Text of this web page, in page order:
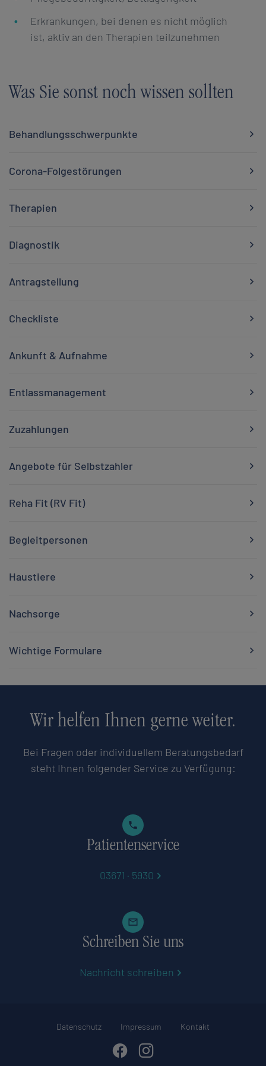
Erkrankungen, bei denen es nicht möglich
ist, aktiv an den Therapien teilzunehmen
Was Sie sonst noch wissen sollten
Behandlungsschwerpunkte
Corona-Folgestörungen
Therapien
Diagnostik
Antragstellung
Checkliste
Ankunft & Aufnahme
Entlassmanagement
Zuzahlungen
Angebote für Selbstzahler
Reha Fit (RV Fit)
Begleitpersonen
Haustiere
Nachsorge
Wichtige Formulare
Wir helfen Ihnen gerne weiter.
Bei Fragen oder individuellem Beratungsbedarf
steht Ihnen folgender Service zu Verfügung:
Patientenservice
03671 · 5930
Schreiben Sie uns
Nachricht schreiben
FacebookInstagram
Datenschutz Impressum Kontakt